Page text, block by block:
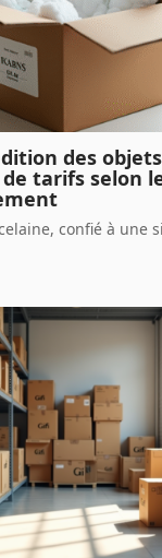
des
tarifs selon
confié à une